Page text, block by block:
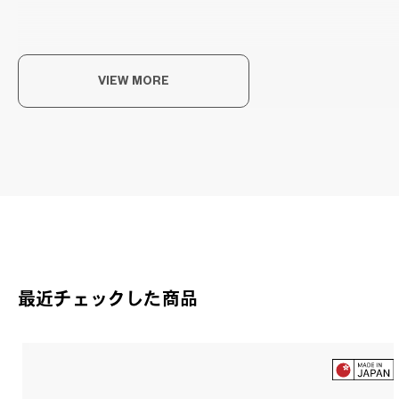
VIEW MORE
最近チェックした商品